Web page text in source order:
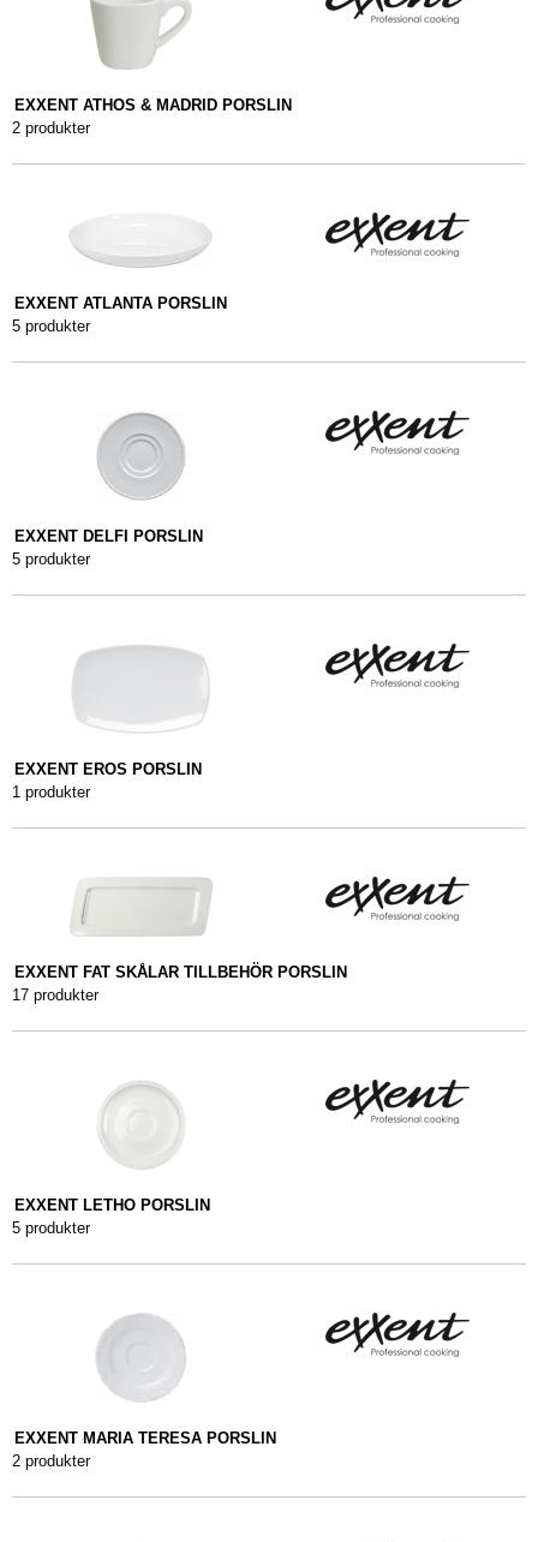
EXXENT ATHOS & MADRID PORSLIN
2 produkter
EXXENT ATLANTA PORSLIN
5 produkter
EXXENT DELFI PORSLIN
5 produkter
EXXENT EROS PORSLIN
1 produkter
EXXENT FAT SKÅLAR TILLBEHÖR PORSLIN
17 produkter
EXXENT LETHO PORSLIN
5 produkter
EXXENT MARIA TERESA PORSLIN
2 produkter